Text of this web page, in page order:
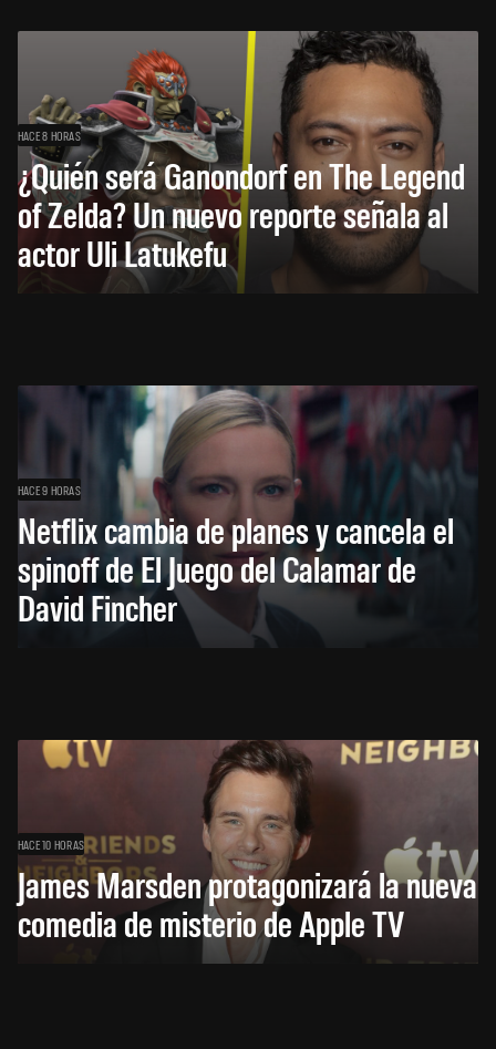
HACE 8 HORAS
¿Quién será Ganondorf en The Legend
of Zelda? Un nuevo reporte señala al
actor Uli Latukefu
HACE 9 HORAS
Netflix cambia de planes y cancela el
spinoff de El Juego del Calamar de
David Fincher
HACE 10 HORAS
James Marsden protagonizará la nueva
comedia de misterio de Apple TV